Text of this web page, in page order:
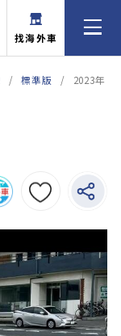
找海外車
標準版 2023年